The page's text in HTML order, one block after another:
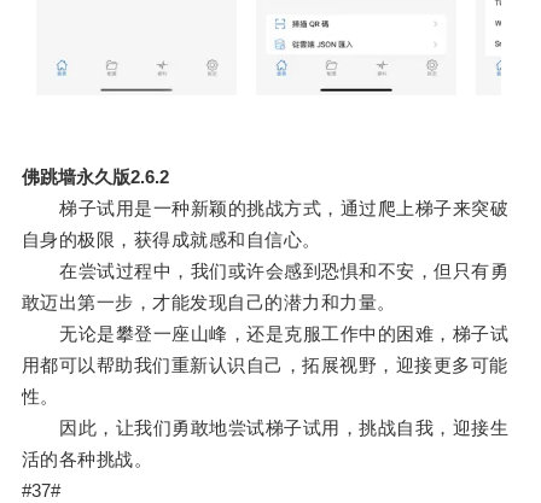
佛跳墙永久版2.6.2
梯子试用是一种新颖的挑战方式，通过爬上梯子来突破
自身的极限，获得成就感和自信心。
在尝试过程中，我们或许会感到恐惧和不安，但只有勇
敢迈出第一步，才能发现自己的潜力和力量。
无论是攀登一座山峰，还是克服工作中的困难，梯子试
用都可以帮助我们重新认识自己，拓展视野，迎接更多可能
性。
因此，让我们勇敢地尝试梯子试用，挑战自我，迎接生
活的各种挑战。
#37#